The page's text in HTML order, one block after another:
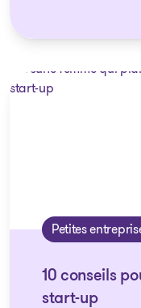
Petites
10 conseils
start-up